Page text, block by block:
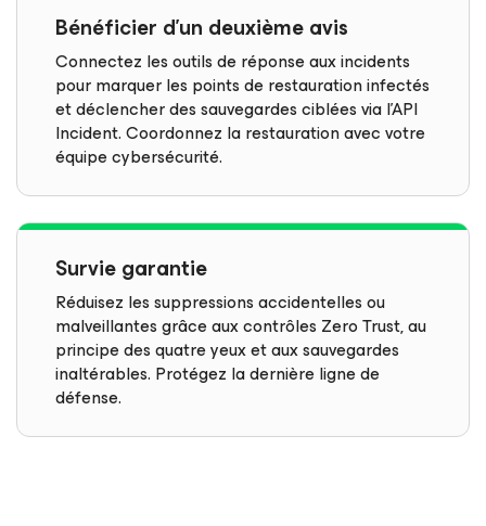
Bénéficier d’un deuxième avis
Connectez les outils de réponse aux incidents
pour marquer les points de restauration infectés
et déclencher des sauvegardes ciblées via l’API
Incident. Coordonnez la restauration avec votre
équipe cybersécurité.
Survie garantie
Réduisez les suppressions accidentelles ou
malveillantes grâce aux contrôles Zero Trust, au
principe des quatre yeux et aux sauvegardes
inaltérables. Protégez la dernière ligne de
défense.